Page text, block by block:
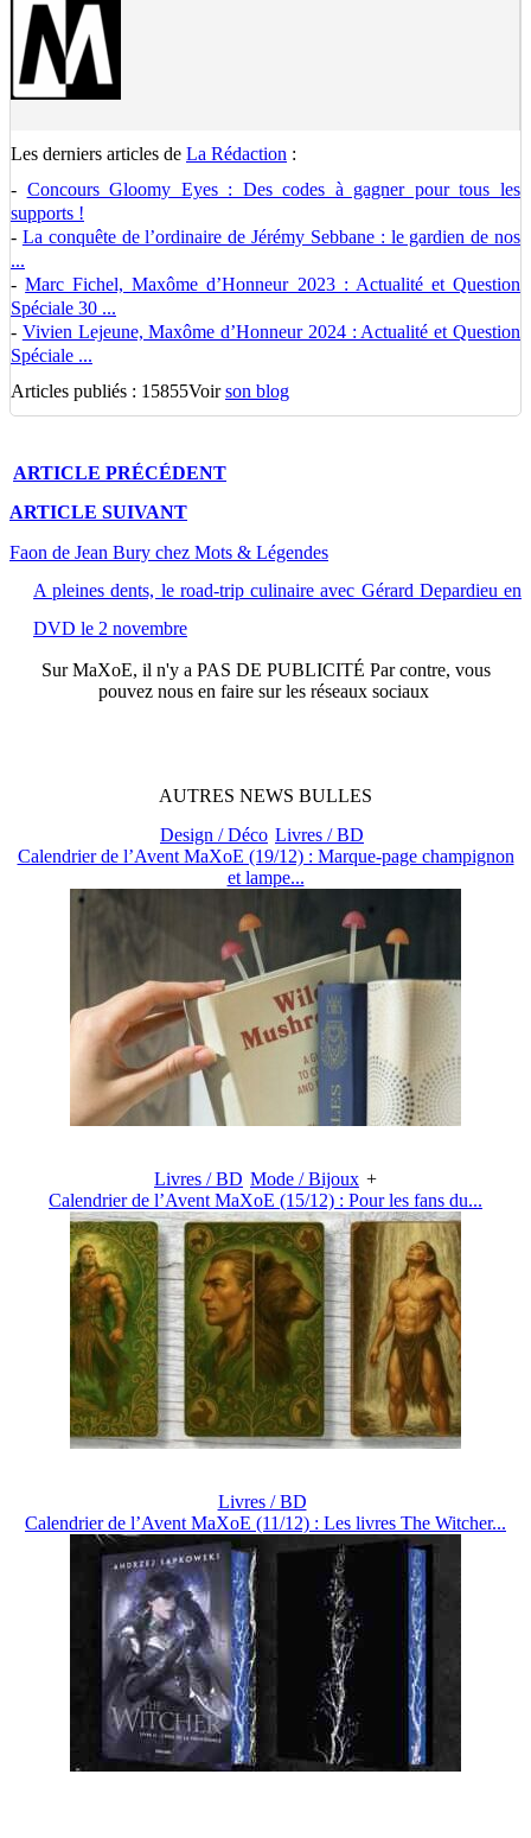
Les derniers articles de La Rédaction :
- Concours Gloomy Eyes : Des codes à gagner pour tous les
supports !
- La conquête de l’ordinaire de Jérémy Sebbane : le gardien de nos
...
-Marc Fichel, Maxôme d’Honneur 2023 : Actualité et Question
Spéciale 30 ...
- Vivien Lejeune, Maxôme d’Honneur 2024 : Actualité et Question
Spéciale ...
Articles publiés : 15855Voirson blog
ARTICLE PRÉCÉDENT
ARTICLE SUIVANT
Faon de Jean Bury chez Mots & Légendes
A pleines dents, le road-trip culinaire avec Gérard Depardieu en
DVD le 2 novembre
SurMaXoE, il n'y a PAS DE PUBLICITÉ Par contre, vous
pouvez nous en faire sur les réseaux sociaux
AUTRES NEWS BULLES
Design / Déco Livres / BD
Calendrier de l’Avent MaXoE (19/12) : Marque-page champignon
et lampe...
Livres / BD Mode / Bijoux +
Calendrier de l’Avent MaXoE (15/12) : Pour les fans du...
Livres / BD
Calendrier de l’Avent MaXoE (11/12) : Les livres The Witcher...